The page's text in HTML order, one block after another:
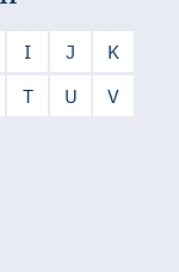
I J
K
T U
V